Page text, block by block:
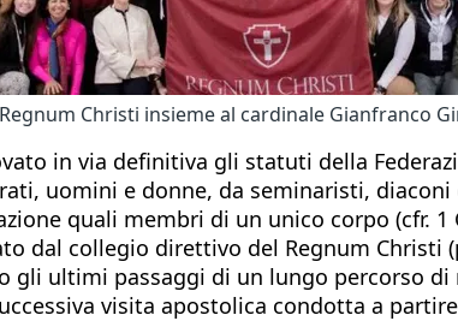
Christi insieme al cardinale Gianfranco
in via definitiva gli statuti della
uomini e donne, da seminaristi,
quali membri di un unico corpo (cfr.
dal collegio direttivo del Regnum Christi
gli ultimi passaggi di un lungo percorso
visita apostolica condotta a